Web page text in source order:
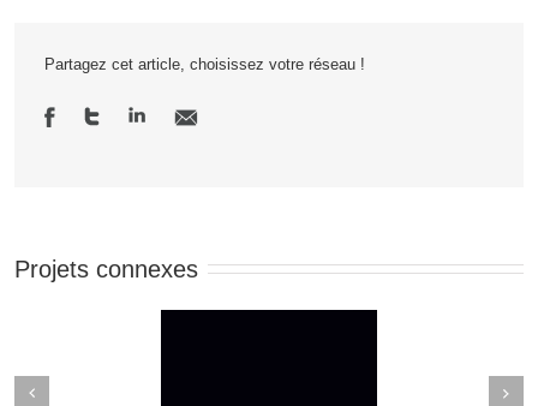
Partagez cet article, choisissez votre réseau !
Projets connexes
Next